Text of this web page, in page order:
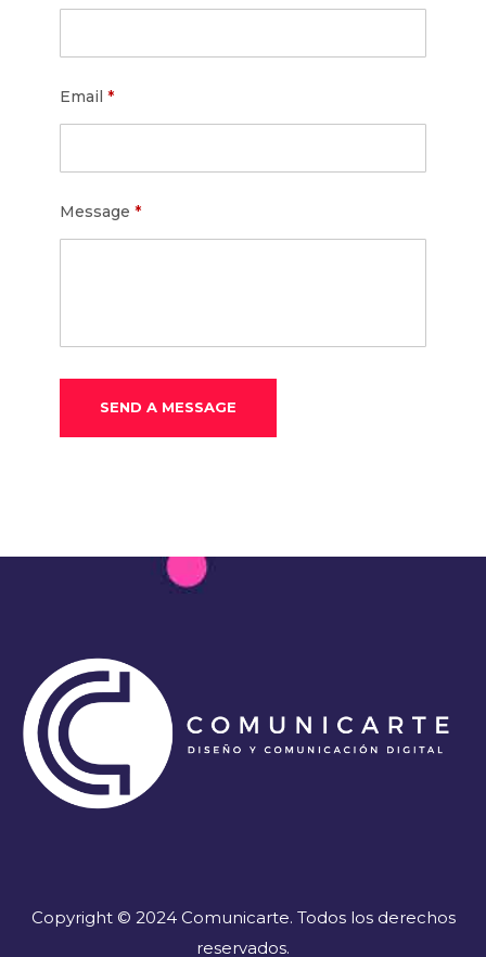
Email *
Message *
Copyright © 2024 Comunicarte. Todos los derechos
reservados.